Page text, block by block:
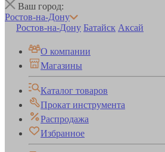
Ваш город:
Ростов-на-Дону
Ростов-на-Дону Батайск Аксай
О компании
Магазины
Каталог товаров
Прокат инструмента
Распродажа
Избранное